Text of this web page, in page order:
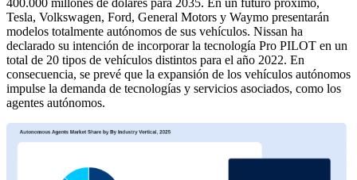
400.000 millones de dólares para 2035. En un futuro próximo,
Tesla, Volkswagen, Ford, General Motors y Waymo presentarán
modelos totalmente autónomos de sus vehículos. Nissan ha
declarado su intención de incorporar la tecnología Pro PILOT en un
total de 20 tipos de vehículos distintos para el año 2022. En
consecuencia, se prevé que la expansión de los vehículos autónomos
impulse la demanda de tecnologías y servicios asociados, como los
agentes autónomos.